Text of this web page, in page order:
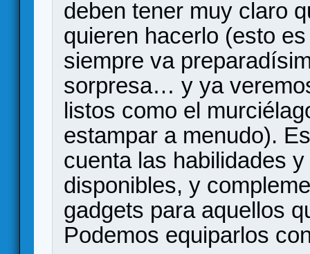
deben tener muy claro
quieren hacerlo (esto
siempre va
sorpresa… y ya
listos como el
estampar a menudo).
cuenta las habilidades
disponibles, y
gadgets para aquellos
Podemos equiparlos